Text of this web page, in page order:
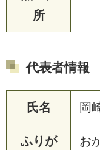
所
代表者情報
氏名 岡
ふりが
お